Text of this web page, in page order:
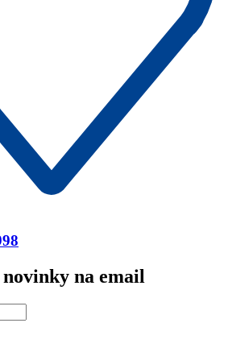
na email